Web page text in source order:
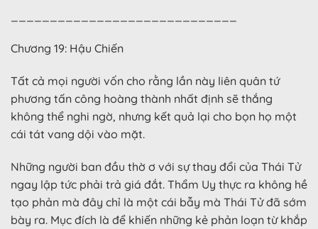
Chương 19: Hậu Chiến
Tất cả mọi người vốn cho rằng lần này liên quân tứ
phương tấn công hoàng thành nhất định sẽ thắng
không thể nghi ngờ, nhưng kết quả lại cho bọn họ một
cái tát vang dội vào mặt.
Những người ban đầu thờ ơ với sự thay đổi của Thái Tử
ngay lập tức phải trả giá đắt. Thẩm Uy thực ra không hề
tạo phản mà đây chỉ là một cái bẫy mà Thái Tử đã sớm
bày ra. Mục đích là để khiến những kẻ phản loạn từ khắp